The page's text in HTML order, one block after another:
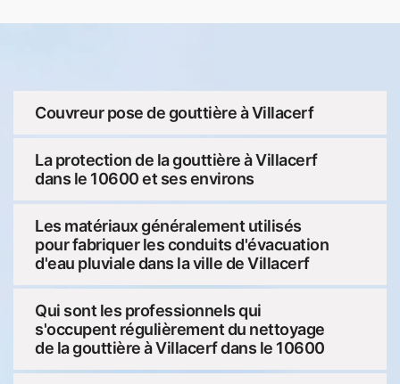
Couvreur pose de gouttière à Villacerf
La protection de la gouttière à Villacerf
dans le 10600 et ses environs
Les matériaux généralement utilisés
pour fabriquer les conduits d'évacuation
d'eau pluviale dans la ville de Villacerf
Qui sont les professionnels qui
s'occupent régulièrement du nettoyage
de la gouttière à Villacerf dans le 10600